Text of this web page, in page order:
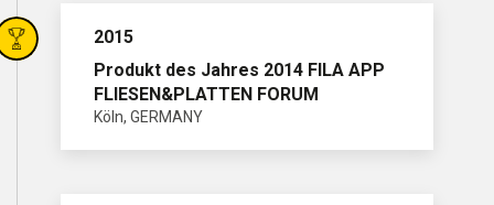
2015
Produkt des Jahres 2014 FILA APP
FLIESEN&PLATTEN FORUM
Köln, GERMANY